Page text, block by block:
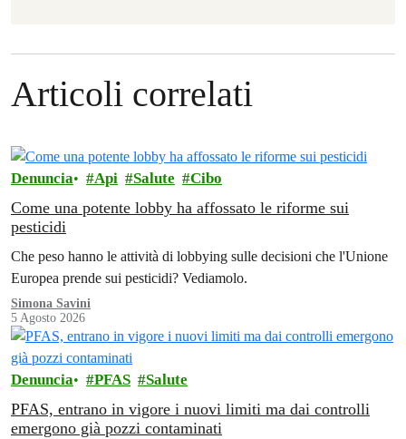
Articoli correlati
Denuncia Api Salute Cibo
Come una potente lobby ha affossato le riforme sui
pesticidi
Che peso hanno le attività di lobbying sulle decisioni che l'Unione
Europea prende sui pesticidi? Vediamolo.
Simona Savini
5 Agosto 2026
Denuncia PFAS Salute
PFAS, entrano in vigore i nuovi limiti ma dai controlli
emergono già pozzi contaminati